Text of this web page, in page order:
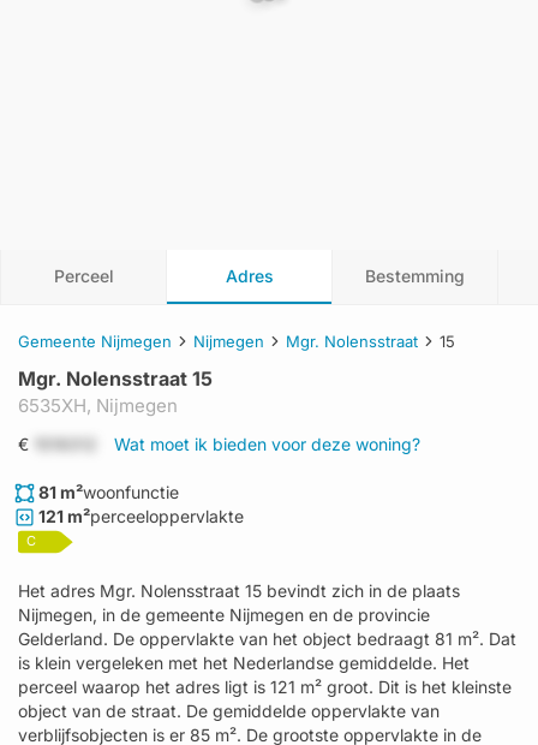
Perceel Adres Bestemming
Gemeente Nijmegen Nijmegen Mgr. Nolensstraat 15
Mgr. Nolensstraat 15
6535XH, Nijmegen
€ Wat moet ik bieden voor deze woning?
81 m²woonfunctie
121 m²perceeloppervlakte
C
Het adres Mgr. Nolensstraat 15 bevindt zich in de plaats
Nijmegen, in de gemeente Nijmegen en de provincie
Gelderland. De oppervlakte van het object bedraagt 81 m². Dat
is klein vergeleken met het Nederlandse gemiddelde. Het
perceel waarop het adres ligt is 121 m² groot. Dit is het kleinste
object van de straat. De gemiddelde oppervlakte van
verblijfsobjecten is er 85 m². De grootste oppervlakte in de